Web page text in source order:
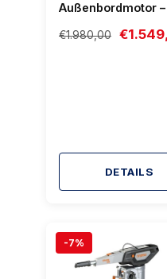
Außenbordmotor
€1.980,00
DETAILS
-7%